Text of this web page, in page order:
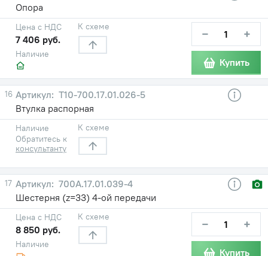
Опора
Наличие
Цена с НДС
7 406 руб.
К схеме − +
Купить
16
Т10-700.17.01.026-5
Втулка распорная
Наличие
Обратитесь к
консультанту
К схеме
17
700А.17.01.039-4
Шестерня (z=33) 4-ой передачи
Наличие
Цена с НДС
8 850 руб.
К схеме − +
Купить